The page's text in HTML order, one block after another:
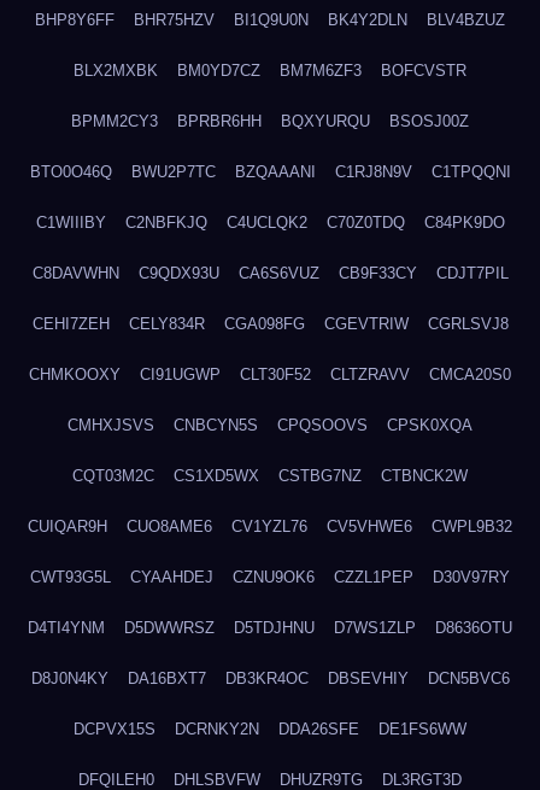
BHP8Y6FF BHR75HZV BI1Q9U0N BK4Y2DLN BLV4BZUZ
BLX2MXBK BM0YD7CZ BM7M6ZF3 BOFCVSTR
BPMM2CY3 BPRBR6HH BQXYURQU BSOSJ00Z
BTO0O46Q BWU2P7TC BZQAAANI C1RJ8N9V C1TPQQNI
C1WIIIBY C2NBFKJQ C4UCLQK2 C70Z0TDQ C84PK9DO
C8DAVWHN C9QDX93U CA6S6VUZ CB9F33CY CDJT7PIL
CEHI7ZEH CELY834R CGA098FG CGEVTRIW CGRLSVJ8
CHMKOOXY CI91UGWP CLT30F52 CLTZRAVV CMCA20S0
CMHXJSVS CNBCYN5S CPQSOOVS CPSK0XQA
CQT03M2C CS1XD5WX CSTBG7NZ CTBNCK2W
CUIQAR9H CUO8AME6 CV1YZL76 CV5VHWE6 CWPL9B32
CWT93G5L CYAAHDEJ CZNU9OK6 CZZL1PEP D30V97RY
D4TI4YNM D5DWWRSZ D5TDJHNU D7WS1ZLP D8636OTU
D8J0N4KY DA16BXT7 DB3KR4OC DBSEVHIY DCN5BVC6
DCPVX15S DCRNKY2N DDA26SFE DE1FS6WW
DFQILEH0 DHLSBVFW DHUZR9TG DL3RGT3D